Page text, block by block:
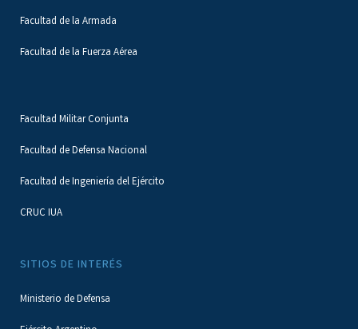
Facultad de la Armada
Facultad de la Fuerza Aérea
Facultad Militar Conjunta
Facultad de Defensa Nacional
Facultad de Ingeniería del Ejército
CRUC IUA
SITIOS DE INTERÉS
Ministerio de Defensa